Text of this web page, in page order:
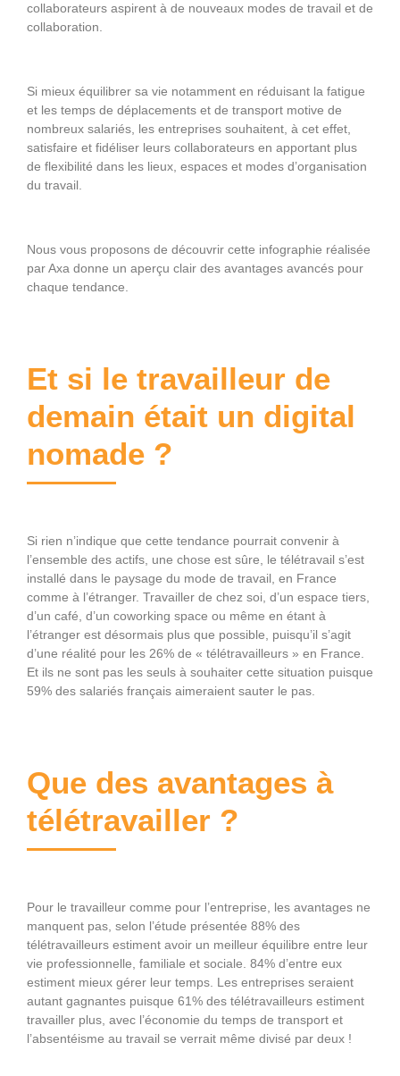
collaborateurs aspirent à de nouveaux modes de travail et de
collaboration.
Si mieux équilibrer sa vie notamment en réduisant la fatigue
et les temps de déplacements et de transport motive de
nombreux salariés, les entreprises souhaitent, à cet effet,
satisfaire et fidéliser leurs collaborateurs en apportant plus
de flexibilité dans les lieux, espaces et modes d’organisation
du travail.
Nous vous proposons de découvrir cette infographie réalisée
par Axa donne un aperçu clair des avantages avancés pour
chaque tendance.
Et si le travailleur de
demain était un digital
nomade ?
Si rien n’indique que cette tendance pourrait convenir à
l’ensemble des actifs, une chose est sûre, le télétravail s’est
installé dans le paysage du mode de travail, en France
comme à l’étranger. Travailler de chez soi, d’un espace tiers,
d’un café, d’un coworking space ou même en étant à
l’étranger est désormais plus que possible, puisqu’il s’agit
d’une réalité pour les 26% de « télétravailleurs » en France.
Et ils ne sont pas les seuls à souhaiter cette situation puisque
59% des salariés français aimeraient sauter le pas.
Que des avantages à
télétravailler ?
Pour le travailleur comme pour l’entreprise, les avantages ne
manquent pas, selon l’étude présentée 88% des
télétravailleurs estiment avoir un meilleur équilibre entre leur
vie professionnelle, familiale et sociale. 84% d’entre eux
estiment mieux gérer leur temps. Les entreprises seraient
autant gagnantes puisque 61% des télétravailleurs estiment
travailler plus, avec l’économie du temps de transport et
l’absentéisme au travail se verrait même divisé par deux !